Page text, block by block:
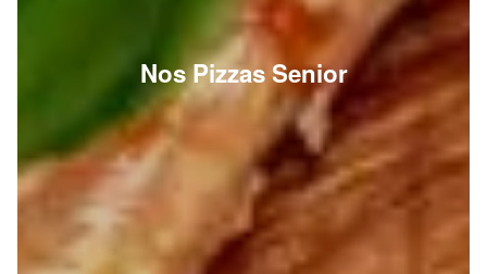
Nos Pizzas Senior